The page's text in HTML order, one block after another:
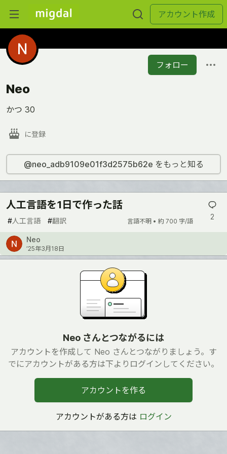
アカウント作成
フォロー
Neo
かつ 30
に登録
@neo_adb9109e01f3d2575b62e をもっと知る
人工言語を1日で作った話
#人工言語 #翻訳 言語不明 • 約 700 字/語
2
Neo
’25年3月18日
Neo さんとつながるには
アカウントを作成して Neo さんとつながりましょう。す
でにアカウントがある方は下よりログインしてください。
アカウントを作る
アカウントがある方は ログイン